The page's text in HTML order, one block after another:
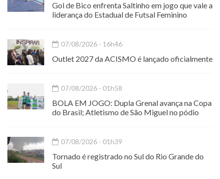
Gol de Bico enfrenta Saltinho em jogo que vale a
liderança do Estadual de Futsal Feminino
07/08/2026 - 16h46
Outlet 2027 da ACISMO é lançado oficialmente
07/08/2026 - 01h58
BOLA EM JOGO: Dupla Grenal avança na Copa
do Brasil; Atletismo de São Miguel no pódio
07/08/2026 - 01h39
Tornado é registrado no Sul do Rio Grande do
Sul